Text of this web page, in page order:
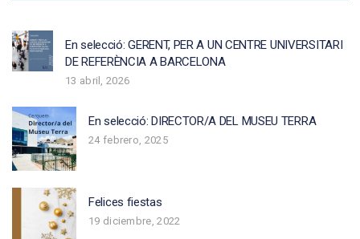
En selecció: GERENT, PER A UN CENTRE UNIVERSITARI
DE REFERÈNCIA A BARCELONA
13 abril, 2026
En selecció: DIRECTOR/A DEL MUSEU TERRA
24 febrero, 2025
Felices fiestas
19 diciembre, 2022